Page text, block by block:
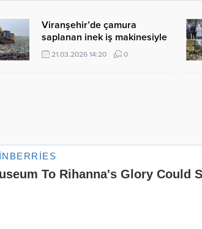
Viranşehir’de çamura
saplanan inek iş makinesiyle
kurtarıldı
21.03.2026 14:20 0